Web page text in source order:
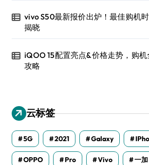
vivo S50最新报价出炉！最佳购机
揭晓
iQOO 15配置亮点&价格走势，购机
攻略
云标签
5G 2021 Galaxy
OPPO Pro Vivo 一加